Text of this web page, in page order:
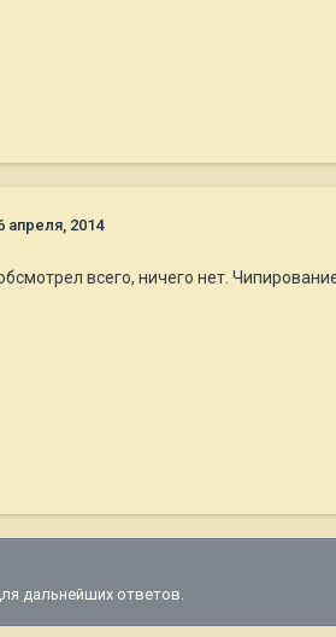
апреля, 2014
всего, ничего нет.
дальнейших ответов.